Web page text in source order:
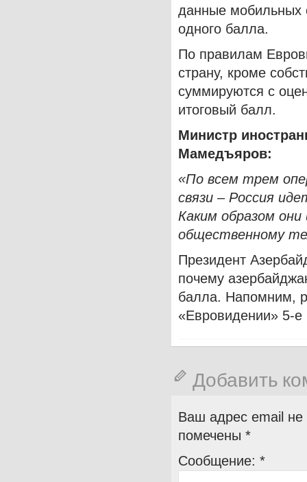
данные мобильных
одного балла.
По правилам
страну, кроме
суммируются с
итоговый балл.
Министр
Мамедъяров:
«По всем трем
связи – Россия
Каким образом
общественному
Президент
почему
балла. Напомним,
«Евровидении» 5-е
Добавить
Ваш адрес email не
помечены *
Сообщение: *